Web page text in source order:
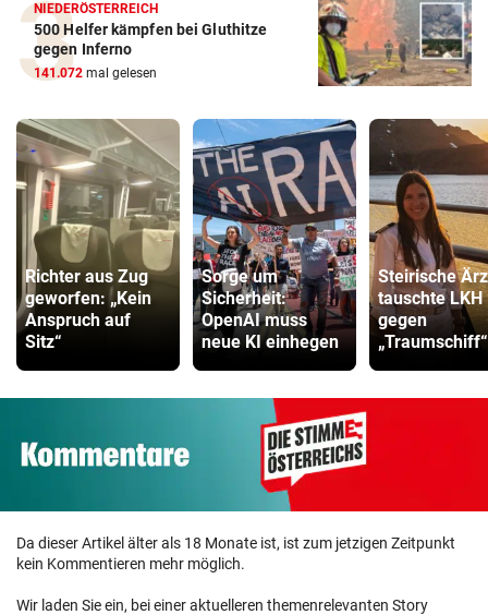
NIEDERÖSTERREICH
500 Helfer kämpfen bei Gluthitze
gegen Inferno
141.072 mal gelesen
Richter aus Zug
geworfen: „Kein
Anspruch auf
Sitz“
Sorge um
Sicherheit:
OpenAI muss
neue KI einhegen
Steirische
tauschte LKH
gegen
„Traumschiff“
Da dieser Artikel älter als 18 Monate ist, ist zum jetzigen Zeitpunkt
kein Kommentieren mehr möglich.
Wir laden Sie ein, bei einer aktuelleren themenrelevanten Story